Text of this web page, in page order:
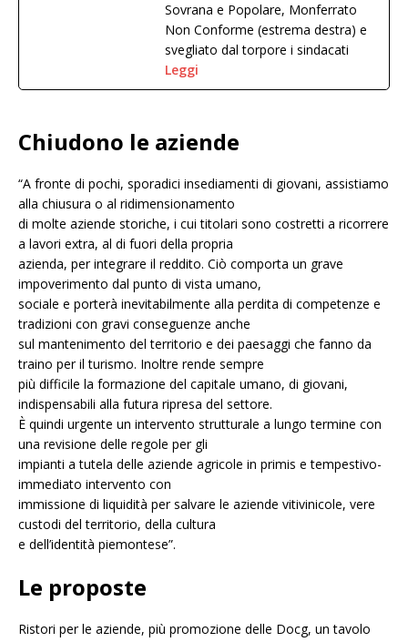
Sovrana e Popolare, Monferrato
Non Conforme (estrema destra) e
svegliato dal torpore i sindacati
Leggi
Chiudono le aziende
“A fronte di pochi, sporadici insediamenti di giovani, assistiamo
alla chiusura o al ridimensionamento
di molte aziende storiche, i cui titolari sono costretti a ricorrere
a lavori extra, al di fuori della propria
azienda, per integrare il reddito. Ciò comporta un grave
impoverimento dal punto di vista umano,
sociale e porterà inevitabilmente alla perdita di competenze e
tradizioni con gravi conseguenze anche
sul mantenimento del territorio e dei paesaggi che fanno da
traino per il turismo. Inoltre rende sempre
più difficile la formazione del capitale umano, di giovani,
indispensabili alla futura ripresa del settore.
È quindi urgente un intervento strutturale a lungo termine con
una revisione delle regole per gli
impianti a tutela delle aziende agricole in primis e tempestivo-
immediato intervento con
immissione di liquidità per salvare le aziende vitivinicole, vere
custodi del territorio, della cultura
e dell’identità piemontese”.
Le proposte
Ristori per le aziende, più promozione delle Docg, un tavolo